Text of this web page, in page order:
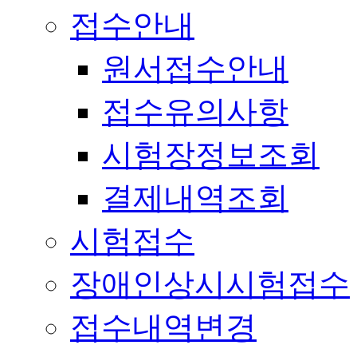
접수안내
원서접수안내
접수유의사항
시험장정보조회
결제내역조회
시험접수
장애인상시시험접수
접수내역변경